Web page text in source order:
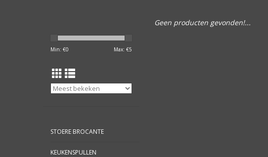
Min: €0 Max: €5
STOERE BROCANTE
KEUKENSPULLEN
Geen producten gevonden!...